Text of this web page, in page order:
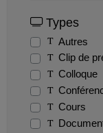
Types
Autres
Clip de
Colloque
Cours